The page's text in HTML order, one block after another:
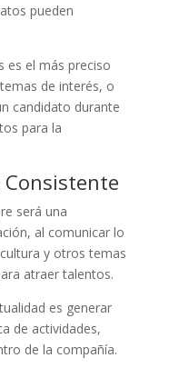
pueden
es el más preciso
de interés, o
candidato durante
para la
será una
al comunicar lo
y otros temas
atraer talentos.
es generar
de actividades,
de la compañía.